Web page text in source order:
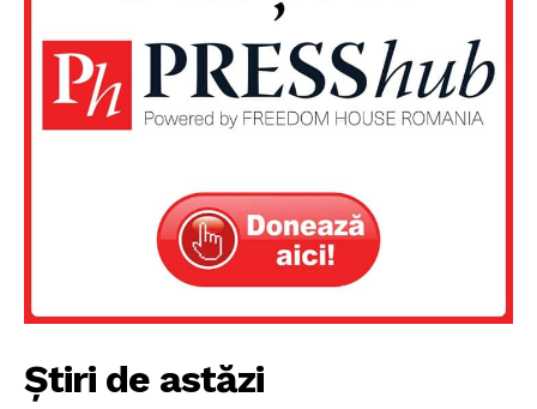
Știri de astăzi